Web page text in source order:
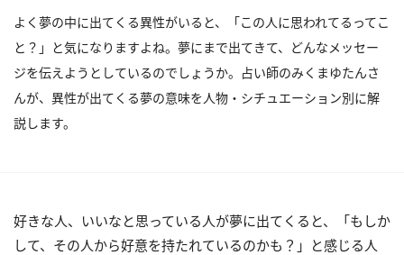
よく夢の中に出てくる異性がいると、「この人に思われてるってこ
と？」と気になりますよね。夢にまで出てきて、どんなメッセー
ジを伝えようとしているのでしょうか。占い師のみくまゆたんさ
んが、異性が出てくる夢の意味を人物・シチュエーション別に解
説します。
好きな人、いいなと思っている人が夢に出てくると、「もしか
して、その人から好意を持たれているのかも？」と感じる人